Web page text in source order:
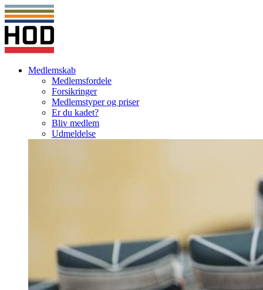
Medlemskab
Medlemsfordele
Forsikringer
Medlemstyper og priser
Er du kadet?
Bliv medlem
Udmeldelse